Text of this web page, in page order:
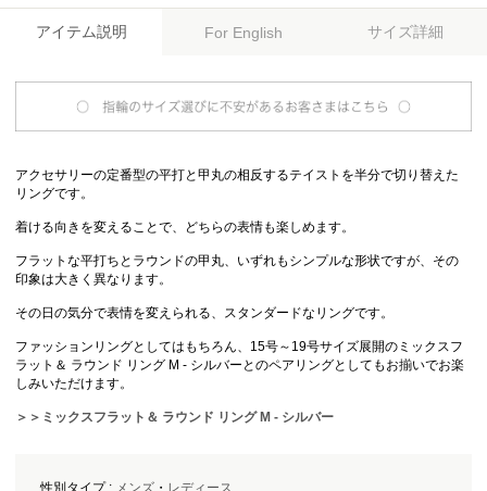
アイテム説明 For English サイズ詳細
アクセサリーの定番型の平打と甲丸の相反するテイストを半分で切り替えた
リングです。
着ける向きを変えることで、どちらの表情も楽しめます。
フラットな平打ちとラウンドの甲丸、いずれもシンプルな形状ですが、その
印象は大きく異なります。
その日の気分で表情を変えられる、スタンダードなリングです。
ファッションリングとしてはもちろん、15号～19号サイズ展開のミックスフ
ラット＆ ラウンド リング M - シルバーとのペアリングとしてもお揃いでお楽
しみいただけます。
＞＞ミックスフラット＆ ラウンド リング M - シルバー
性別タイプ : メンズ・ レディース